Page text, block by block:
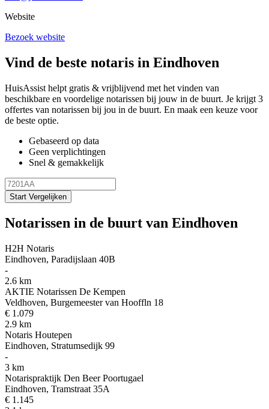
Website
Bezoek website
Vind de beste notaris in Eindhoven
HuisAssist helpt gratis & vrijblijvend met het vinden van
beschikbare en voordelige notarissen bij jouw in de buurt. Je krijgt 3
offertes van notarissen bij jou in de buurt. En maak een keuze voor
de beste optie.
Gebaseerd op data
Geen verplichtingen
Snel & gemakkelijk
Start Vergelijken
Notarissen in de buurt van Eindhoven
H2H Notaris
Eindhoven, Paradijslaan 40B
-
2.6 km
AKTIE Notarissen De Kempen
Veldhoven, Burgemeester van Hooffln 18
€ 1.079
2.9 km
Notaris Houtepen
Eindhoven, Stratumsedijk 99
-
3 km
Notarispraktijk Den Beer Poortugael
Eindhoven, Tramstraat 35A
€ 1.145